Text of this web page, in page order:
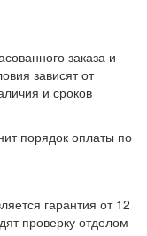
заказа и
зависят от
и сроков
порядок оплаты по
гарантия от 12
проверку отделом